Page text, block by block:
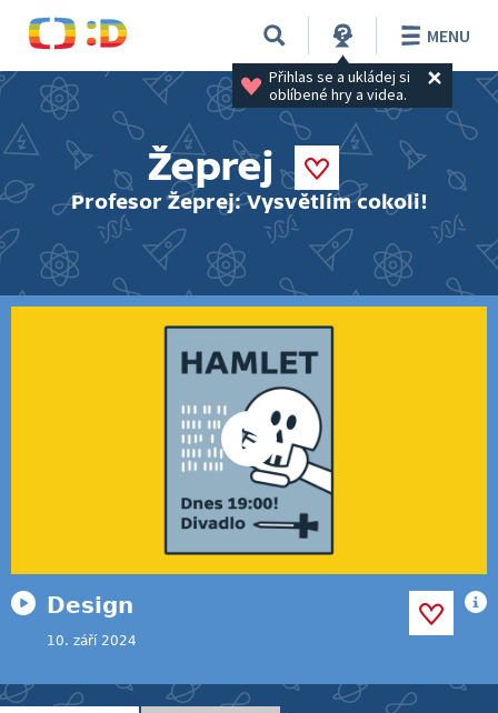
Přihlas se a ukládej si
oblíbené hry a videa.
MENU
Žeprej
Profesor Žeprej: Vysvětlím cokoli!
Design
10. září 2024